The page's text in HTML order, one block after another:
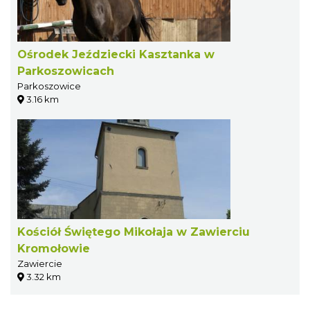
Ośrodek Jeździecki Kasztanka w
Parkoszowicach
Parkoszowice
3.16 km
Kościół Świętego Mikołaja w Zawierciu
Kromołowie
Zawiercie
3.32 km